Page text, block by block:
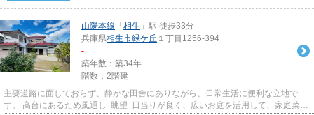
山陽本線 「 相生 」駅 徒歩33分
兵庫県相生市緑ケ丘 １丁目1256-394
-
築年数：築34年
階数：2階建
主要道路に面しておらず、静かな田舎にありながら、日常生活に便利な立地で
す。 高台にあるため風通し･眺望･日当りが良く、広いお庭を活用して、家庭菜園